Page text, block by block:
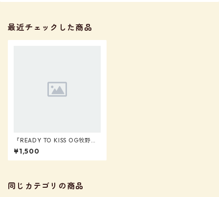
最近チェックした商品
『READY TO KISS OG牧野広
実：タイ遠征限定ブロマイ
ド』【READY TO KISS OG】
¥1,500
同じカテゴリの商品